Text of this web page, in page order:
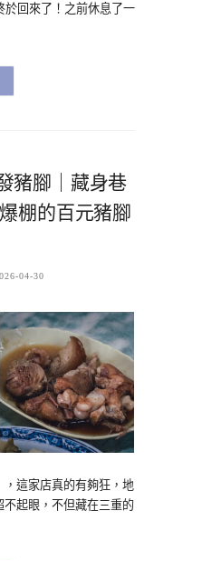
於回來了！之前休息了一
豬腳｜藏身巷
棚的百元豬腳
04-30
這家店真的有夠狂，地
起眼，不但藏在三重的